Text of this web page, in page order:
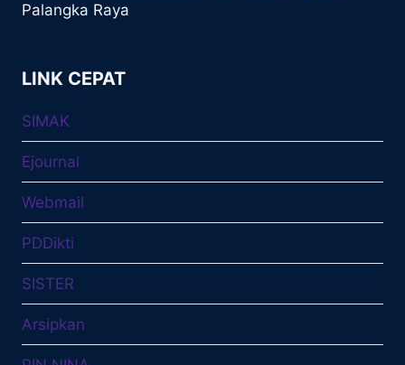
Palangka Raya
LINK CEPAT
SIMAK
Ejournal
Webmail
PDDikti
SISTER
Arsipkan